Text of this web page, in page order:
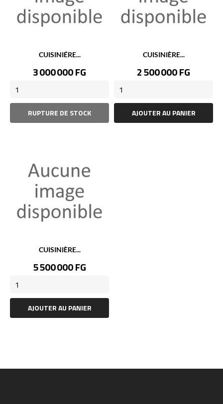
CUISINIÉRE...
Prix
3 000 000 FG
RUPTURE DE STOCK
CUISINIÈRE...
Prix
2 500 000 FG
AJOUTER AU PANIER
CUISINIÈRE...
Prix
5 500 000 FG
AJOUTER AU PANIER